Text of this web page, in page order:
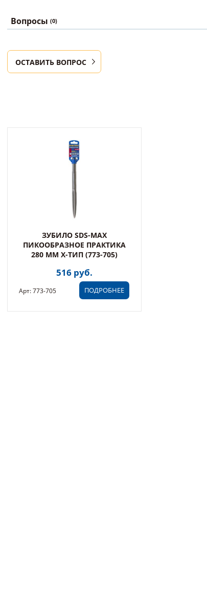
Вопросы (0)
ОСТАВИТЬ ВОПРОС
ЗУБИЛО SDS-MAX
ПИКООБРАЗНОЕ ПРАКТИКА
280 ММ X-ТИП (773-705)
516 руб.
ПОДРОБНЕЕ
Арт: 773-705